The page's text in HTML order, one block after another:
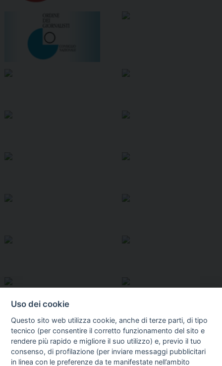
Uso dei cookie
Questo sito web utilizza cookie, anche di terze parti, di tipo
tecnico (per consentire il corretto funzionamento del sito e
rendere più rapido e migliore il suo utilizzo) e, previo il tuo
consenso, di profilazione (per inviare messaggi pubblicitari
in linea con le preferenze da te manifestate nell’ambito